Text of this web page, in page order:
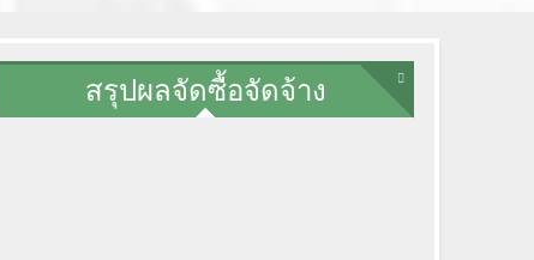
สรุปผลจัดซื้อจัดจ้าง